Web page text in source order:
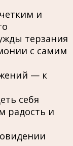
и
терзания
с самим
— к
себя
радость и